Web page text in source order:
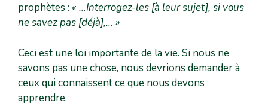
prophètes : « …Interrogez-les [à leur sujet], si vous
ne savez pas [déjà],… »
Ceci est une loi importante de la vie. Si nous ne
savons pas une chose, nous devrions demander à
ceux qui connaissent ce que nous devons
apprendre.